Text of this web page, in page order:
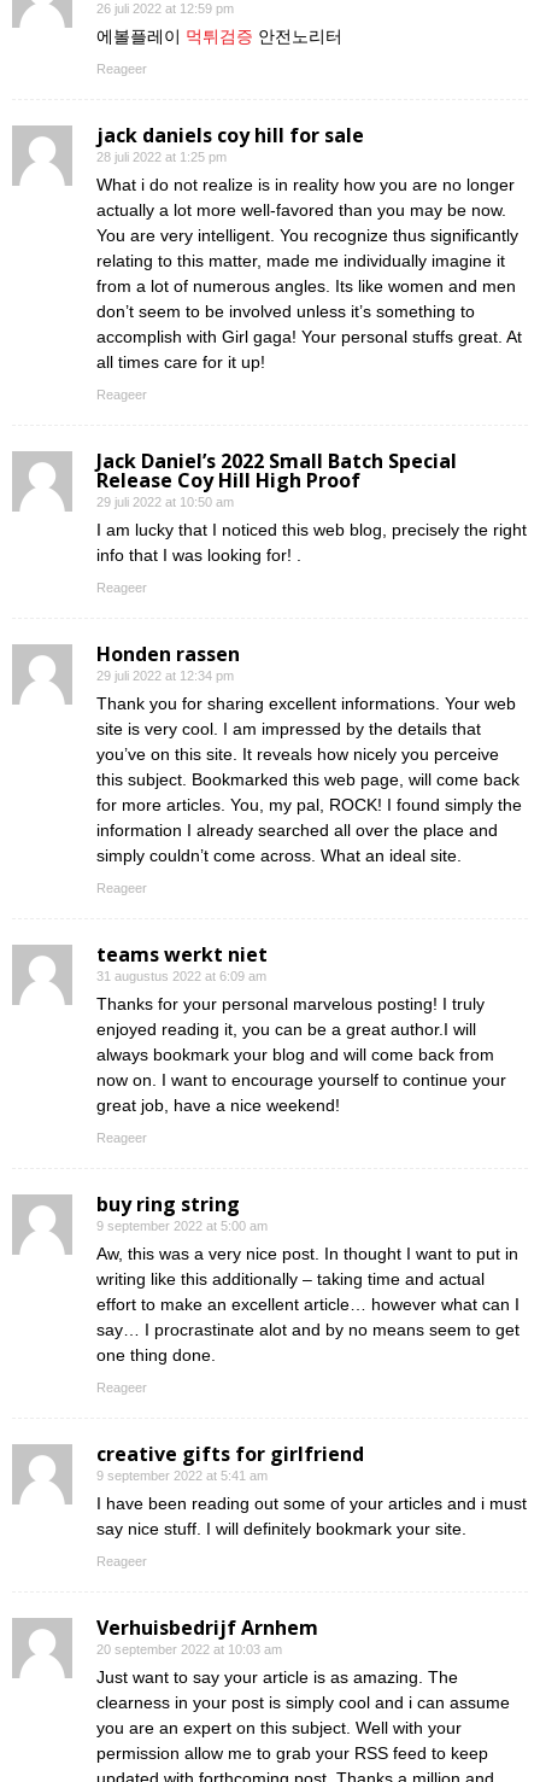
26 juli 2022 at 12:59 pm
에볼플레이 먹튀검증 안전노리터
Reageer
jack daniels coy hill for sale
28 juli 2022 at 1:25 pm
What i do not realize is in reality how you are no longer
actually a lot more well-favored than you may be now.
You are very intelligent. You recognize thus significantly
relating to this matter, made me individually imagine it
from a lot of numerous angles. Its like women and men
don’t seem to be involved unless it’s something to
accomplish with Girl gaga! Your personal stuffs great. At
all times care for it up!
Reageer
Jack Daniel’s 2022 Small Batch Special
Release Coy Hill High Proof
29 juli 2022 at 10:50 am
I am lucky that I noticed this web blog, precisely the right
info that I was looking for! .
Reageer
Honden rassen
29 juli 2022 at 12:34 pm
Thank you for sharing excellent informations. Your web
site is very cool. I am impressed by the details that
you’ve on this site. It reveals how nicely you perceive
this subject. Bookmarked this web page, will come back
for more articles. You, my pal, ROCK! I found simply the
information I already searched all over the place and
simply couldn’t come across. What an ideal site.
Reageer
teams werkt niet
31 augustus 2022 at 6:09 am
Thanks for your personal marvelous posting! I truly
enjoyed reading it, you can be a great author.I will
always bookmark your blog and will come back from
now on. I want to encourage yourself to continue your
great job, have a nice weekend!
Reageer
buy ring string
9 september 2022 at 5:00 am
Aw, this was a very nice post. In thought I want to put in
writing like this additionally – taking time and actual
effort to make an excellent article… however what can I
say… I procrastinate alot and by no means seem to get
one thing done.
Reageer
creative gifts for girlfriend
9 september 2022 at 5:41 am
I have been reading out some of your articles and i must
say nice stuff. I will definitely bookmark your site.
Reageer
Verhuisbedrijf Arnhem
20 september 2022 at 10:03 am
Just want to say your article is as amazing. The
clearness in your post is simply cool and i can assume
you are an expert on this subject. Well with your
permission allow me to grab your RSS feed to keep